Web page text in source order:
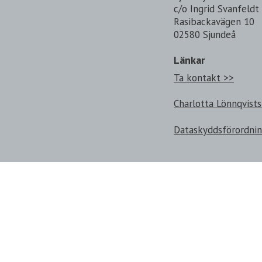
c/o Ingrid Svanfeldt
Rasibackavägen 10
02580 Sjundeå
Länkar
Ta kontakt >>
Charlotta